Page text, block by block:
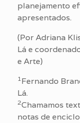
planejamento
apresentados.
(Por Adriana
Lá e
e Arte)
1Fernando
Lá.
2Chamamos
notas de